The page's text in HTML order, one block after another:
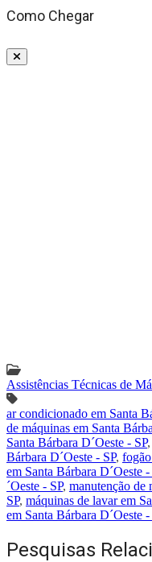
Como Chegar
Assistências Técnicas de
ar condicionado em Santa
de máquinas em Santa
Santa Bárbara D´Oeste - SP,
Bárbara D´Oeste - SP,
em Santa Bárbara D´Oeste -
´Oeste - SP, manutenção de
SP, máquinas de lavar em
em Santa Bárbara D´Oeste -
Pesquisas